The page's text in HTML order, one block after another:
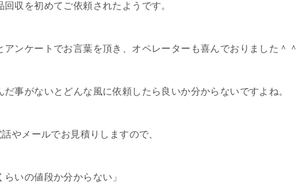
収を初めてご依頼されたようです。
アンケートでお言葉を頂き、オペレーターも喜んでおりました＾＾
事がないとどんな風に依頼したら良いか分からないですよね。
やメールでお見積りしますので、
らいの値段か分からない」